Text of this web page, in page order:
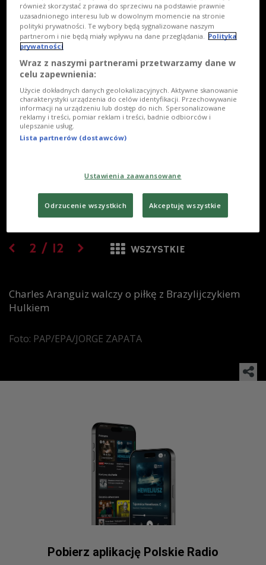
2 / 12 WSZYSTKIE
Charles Aranguiz walczy o piłkę z Brazylijczykiem
Hulkiem
Foto: PAP/EPA/JORGE ZAPATA
Pobierz aplikację Polskie Radio
również skorzystać z prawa do sprzeciwu na podstawie prawnie
uzasadnionego interesu lub w dowolnym momencie na stronie
polityki prywatności. Te wybory będą sygnalizowane naszym
partnerom i nie będą miały wpływu na dane przeglądania. Polityka
prywatności
Wraz z naszymi partnerami przetwarzamy dane w
celu zapewnienia:
Użycie dokładnych danych geolokalizacyjnych. Aktywne skanowanie
charakterystyki urządzenia do celów identyfikacji. Przechowywanie
informacji na urządzeniu lub dostęp do nich. Spersonalizowane
reklamy i treści, pomiar reklam i treści, badnie odbiorców i
ulepszanie usług.
Lista partnerów (dostawców)
Ustawienia zaawansowane
Odrzucenie wszystkich Akceptuję wszystkie